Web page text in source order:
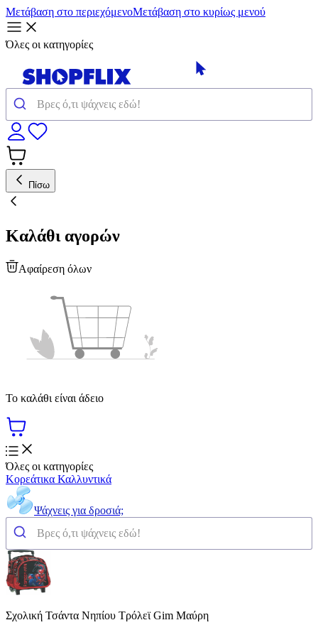
Μετάβαση στο περιεχόμενοΜετάβαση στο κυρίως μενού
Όλες οι κατηγορίες
Πίσω
Καλάθι αγορών
Αφαίρεση όλων
Το καλάθι είναι άδειο
Όλες οι κατηγορίες
Κορεάτικα Καλλυντικά
Ψάχνεις για δροσιά;
Σχολική Τσάντα Νηπίου Τρόλεϊ Gim Μαύρη